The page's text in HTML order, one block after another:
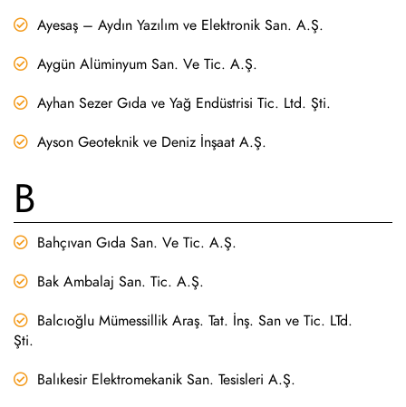
Ayesaş – Aydın Yazılım ve Elektronik San. A.Ş.
Aygün Alüminyum San. Ve Tic. A.Ş.
Ayhan Sezer Gıda ve Yağ Endüstrisi Tic. Ltd. Şti.
Ayson Geoteknik ve Deniz İnşaat A.Ş.
B
Bahçıvan Gıda San. Ve Tic. A.Ş.
Bak Ambalaj San. Tic. A.Ş.
Balcıoğlu Mümessillik Araş. Tat. İnş. San ve Tic. LTd.
Şti.
Balıkesir Elektromekanik San. Tesisleri A.Ş.